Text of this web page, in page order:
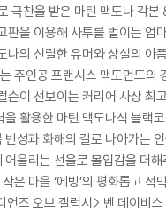
찬을 받은 마틴 맥도나 각본
을 이용해 사투를 벌이는 엄
나의 신랄한 유머와 상실의 아
주인공 프랜시스 맥도먼드의
이 선보이는 커리어 사상 최
활용한 마틴 맥도나식 블랙
성과 화해의 길로 나아가는
울리는 선율로 몰입감을 더해
은 마을 ‘에빙’의 평화롭고 적
즈 오브 갤럭시> 벤 데이비스